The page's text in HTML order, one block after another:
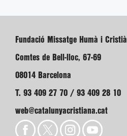
Fundació Missatge Humà i Cristià
Comtes de Bell-lloc, 67-69
08014 Barcelona
T. 93 409 27 70 / 93 409 28 10
web@catalunyacristiana.cat